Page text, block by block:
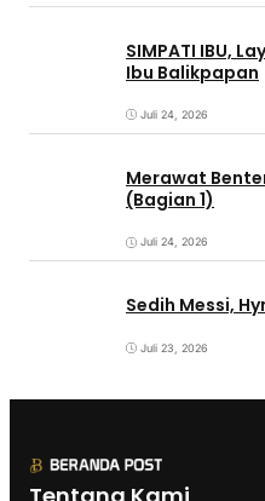
SIMPATI IBU,
Ibu Balikpapan
Juli 24, 2026
Merawat
(Bagian 1)
Juli 24, 2026
Sedih Messi,
Juli 23, 2026